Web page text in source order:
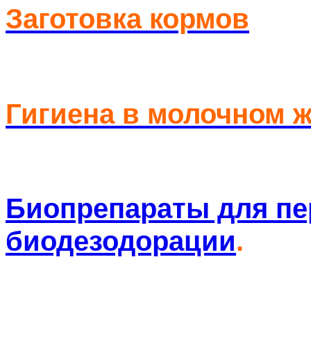
Заготовка кормов
Гигиена в молочном
Биопрепараты для
биодезодорации.